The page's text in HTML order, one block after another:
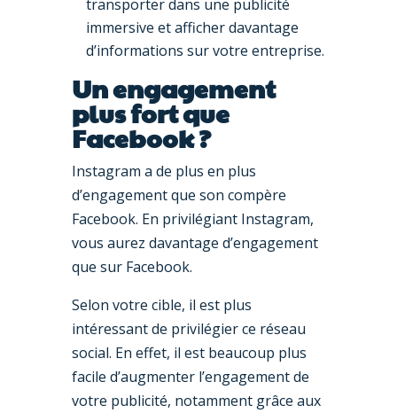
transporter dans une publicité
immersive et afficher davantage
d’informations sur votre entreprise.
Un engagement
plus fort que
Facebook ?
Instagram a de plus en plus
d’engagement que son compère
Facebook. En privilégiant Instagram,
vous aurez davantage d’engagement
que sur Facebook.
Selon votre cible, il est plus
intéressant de privilégier ce réseau
social. En effet, il est beaucoup plus
facile d’augmenter l’engagement de
votre publicité, notamment grâce aux